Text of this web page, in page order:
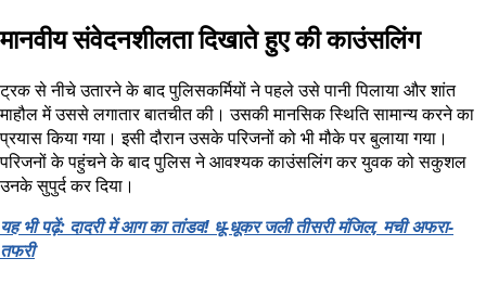
मानवीय संवेदनशीलता दिखाते हुए की काउंसलिंग
ट्रक से नीचे उतारने के बाद पुलिसकर्मियों ने पहले उसे पानी पिलाया और शांत
माहौल में उससे लगातार बातचीत की। उसकी मानसिक स्थिति सामान्य करने का
प्रयास किया गया। इसी दौरान उसके परिजनों को भी मौके पर बुलाया गया।
परिजनों के पहुंचने के बाद पुलिस ने आवश्यक काउंसलिंग कर युवक को सकुशल
उनके सुपुर्द कर दिया।
यह भी पढ़ें: दादरी में आग का तांडव! धू-धूकर जली तीसरी मंजिल, मची अफरा-
तफरी